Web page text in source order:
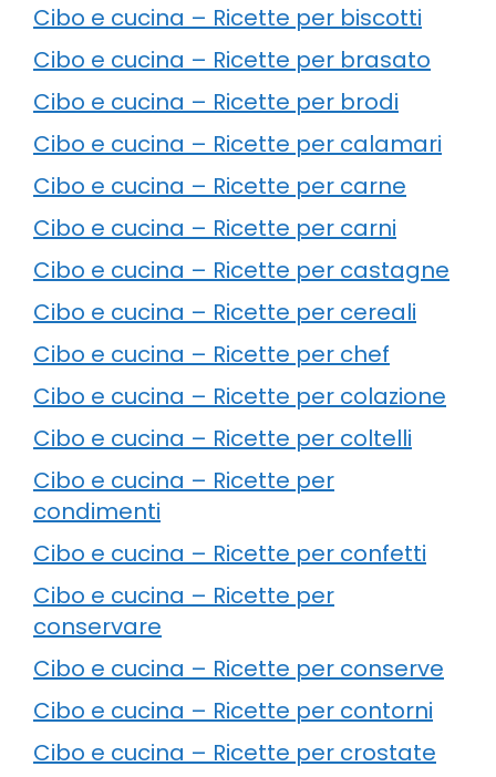
Cibo e cucina – Ricette per biscotti
Cibo e cucina – Ricette per brasato
Cibo e cucina – Ricette per brodi
Cibo e cucina – Ricette per calamari
Cibo e cucina – Ricette per carne
Cibo e cucina – Ricette per carni
Cibo e cucina – Ricette per castagne
Cibo e cucina – Ricette per cereali
Cibo e cucina – Ricette per chef
Cibo e cucina – Ricette per colazione
Cibo e cucina – Ricette per coltelli
Cibo e cucina – Ricette per
condimenti
Cibo e cucina – Ricette per confetti
Cibo e cucina – Ricette per
conservare
Cibo e cucina – Ricette per conserve
Cibo e cucina – Ricette per contorni
Cibo e cucina – Ricette per crostate